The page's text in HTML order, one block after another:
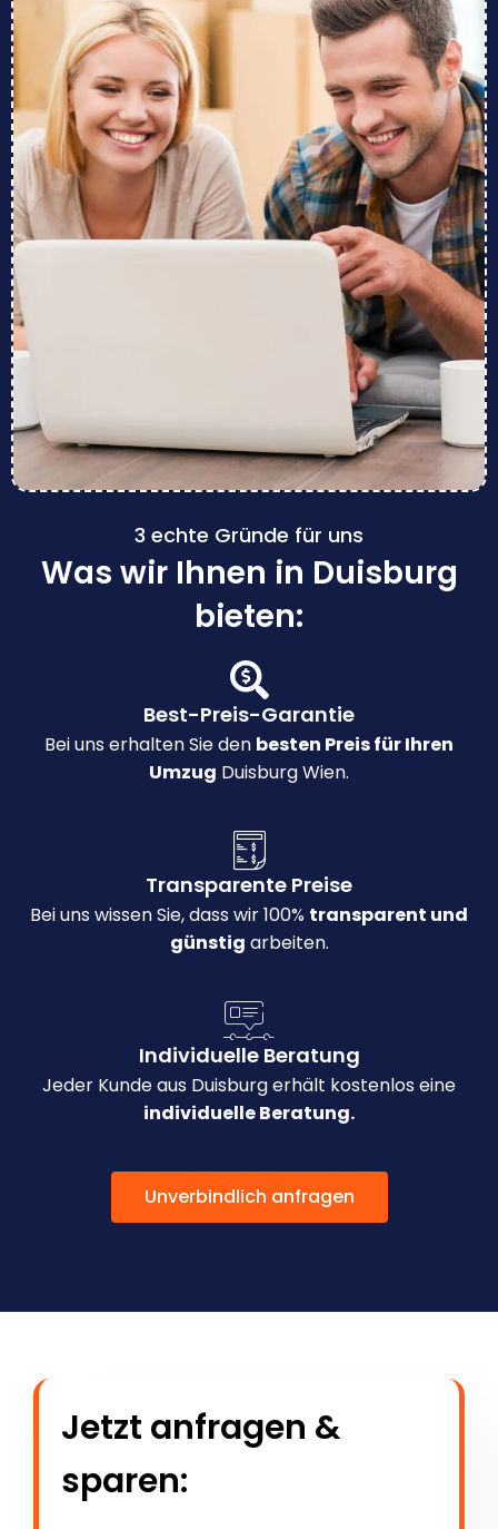
3 echte Gründe für uns
Was wir Ihnen in Duisburg
bieten:
Best-Preis-Garantie
Bei uns erhalten Sie den besten Preis für Ihren
Umzug Duisburg Wien.
Transparente Preise
Bei uns wissen Sie, dass wir 100% transparent und
günstig arbeiten.
Individuelle Beratung
Jeder Kunde aus Duisburg erhält kostenlos eine
individuelle Beratung.
Unverbindlich anfragen
Jetzt anfragen &
sparen: